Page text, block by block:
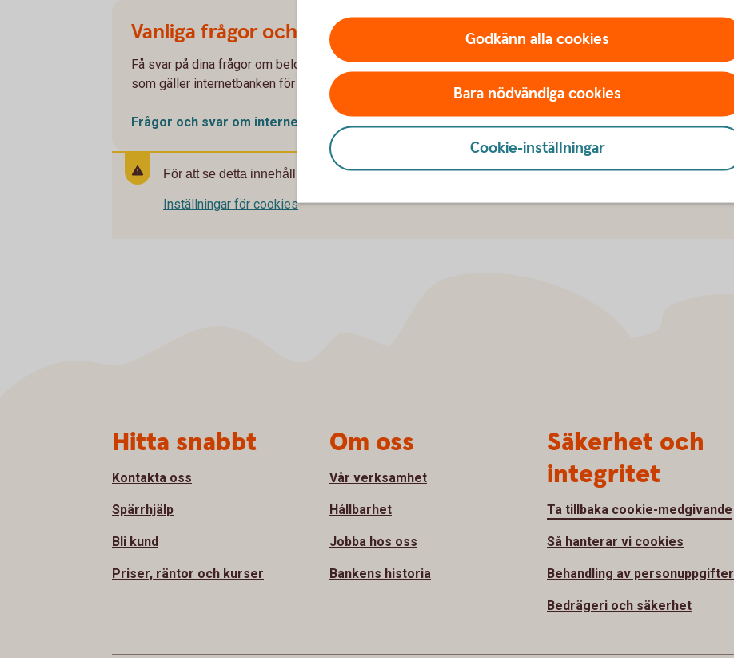
Vanliga frågor och svar - internetbanken för företag
Få svar på dina frågor om beloppsgränser, lönelista, elektronisk faktura och mycket mer
som gäller internetbanken för företag.
Frågor och svar om internetbanken förföretag
För att se detta innehåll behöver du först godkänna cookies för Funktioner, prestanda och statistik.
Inställningar för cookies
Godkänn alla cookies
Bara nödvändiga cookies
Cookie-inställningar
Hitta snabbt
Kontakta oss
Spärrhjälp
Bli kund
Priser, räntor och kurser
Om oss
Vår verksamhet
Hållbarhet
Jobba hos oss
Bankens historia
Säkerhet och
integritet
Ta tillbaka cookie-medgivande
Så hanterar vi cookies
Behandling av personuppgifter
Bedrägeri och säkerhet